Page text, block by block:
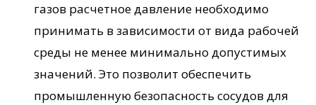
газов расчетное давление необходимо
принимать в зависимости от вида рабочей
среды не менее минимально допустимых
значений. Это позволит обеспечить
промышленную безопасность сосудов для